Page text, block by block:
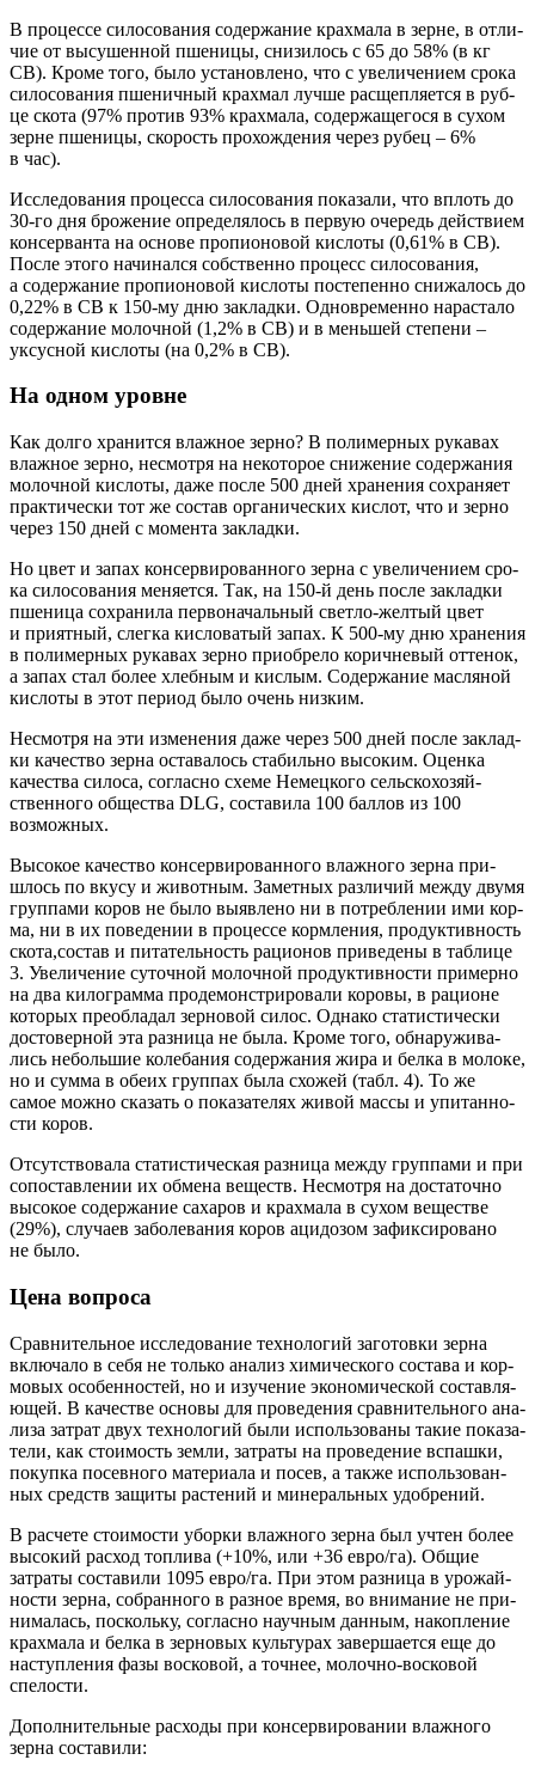
В про­цес­се сило­со­ва­ния содер­жа­ние крах­ма­ла в зерне, в отли­
чие от высу­шен­ной пше­ни­цы, сни­зи­лось с 65 до 58% (в кг
СВ). Кро­ме того, было уста­нов­ле­но, что с уве­ли­че­ни­ем сро­ка
сило­со­ва­ния пше­нич­ный крах­мал луч­ше рас­щеп­ля­ет­ся в руб­
це ско­та (97% про­тив 93% крах­ма­ла, содер­жа­ще­го­ся в сухом
зерне пше­ни­цы, ско­рость про­хож­де­ния через рубец – 6%
в час).
Иссле­до­ва­ния про­цес­са сило­со­ва­ния пока­за­ли, что вплоть до
30-го дня бро­же­ние опре­де­ля­лось в первую оче­редь дей­стви­ем
кон­сер­ван­та на осно­ве про­пи­о­но­вой кис­ло­ты (0,61% в СВ).
После это­го начи­нал­ся соб­ствен­но про­цесс сило­со­ва­ния,
а содер­жа­ние про­пи­о­но­вой кис­ло­ты посте­пен­но сни­жа­лось до
0,22% в СВ к 150-му дню заклад­ки. Одно­вре­мен­но нарас­та­ло
содер­жа­ние молоч­ной (1,2% в СВ) и в мень­шей сте­пе­ни –
уксус­ной кис­ло­ты (на 0,2% в СВ).
На одном уровне
Как дол­го хра­нит­ся влаж­ное зер­но? В поли­мер­ных рука­вах
влаж­ное зер­но, несмот­ря на неко­то­рое сни­же­ние содер­жа­ния
молоч­ной кис­ло­ты, даже после 500 дней хра­не­ния сохра­ня­ет
прак­ти­че­ски тот же состав орга­ни­че­ских кис­лот, что и зер­но
через 150 дней с момен­та закладки.
Но цвет и запах кон­сер­ви­ро­ван­но­го зер­на с уве­ли­че­ни­ем сро­
ка сило­со­ва­ния меня­ет­ся. Так, на 150-й день после заклад­ки
пше­ни­ца сохра­ни­ла пер­во­на­чаль­ный свет­ло-жел­тый цвет
и при­ят­ный, слег­ка кис­ло­ва­тый запах. К 500-му дню хра­не­ния
в поли­мер­ных рука­вах зер­но при­об­ре­ло корич­не­вый отте­нок,
а запах стал более хлеб­ным и кис­лым. Содер­жа­ние мас­ля­ной
кис­ло­ты в этот пери­од было очень низким.
Несмот­ря на эти изме­не­ния даже через 500 дней после заклад­
ки каче­ство зер­на оста­ва­лось ста­биль­но высо­ким. Оцен­ка
каче­ства сило­са, соглас­но схе­ме Немец­ко­го сель­ско­хо­зяй­
ствен­но­го обще­ства DLG, соста­ви­ла 100 бал­лов из 100
возможных.
Высо­кое каче­ство кон­сер­ви­ро­ван­но­го влаж­но­го зер­на при­
шлось по вку­су и живот­ным. Замет­ных раз­ли­чий меж­ду дву­мя
груп­па­ми коров не было выяв­ле­но ни в потреб­ле­нии ими кор­
ма, ни в их пове­де­нии в про­цес­се корм­ле­ния, про­дук­тив­ность
скота,состав и пита­тель­ность раци­о­нов при­ве­де­ны в таб­ли­це
3. Уве­ли­че­ние суточ­ной молоч­ной про­дук­тив­но­сти при­мер­но
на два кило­грам­ма про­де­мон­стри­ро­ва­ли коро­вы, в раци­оне
кото­рых пре­об­ла­дал зер­но­вой силос. Одна­ко ста­ти­сти­че­ски
досто­вер­ной эта раз­ни­ца не была. Кро­ме того, обна­ру­жи­ва­
лись неболь­шие коле­ба­ния содер­жа­ния жира и бел­ка в моло­ке,
но и сум­ма в обе­их груп­пах была схо­жей (табл. 4). То же
самое мож­но ска­зать о пока­за­те­лях живой мас­сы и упи­тан­но­
сти коров.
Отсут­ство­ва­ла ста­ти­сти­че­ская раз­ни­ца меж­ду груп­па­ми и при
сопо­став­ле­нии их обме­на веществ. Несмот­ря на доста­точ­но
высо­кое содер­жа­ние саха­ров и крах­ма­ла в сухом веще­стве
(29%), слу­ча­ев забо­ле­ва­ния коров аци­до­зом зафик­си­ро­ва­но
не было.
Цена вопроса
Срав­ни­тель­ное иссле­до­ва­ние тех­но­ло­гий заго­тов­ки зер­на
вклю­ча­ло в себя не толь­ко ана­лиз хими­че­ско­го соста­ва и кор­
мо­вых осо­бен­но­стей, но и изу­че­ние эко­но­ми­че­ской состав­ля­
ю­щей. В каче­стве осно­вы для про­ве­де­ния срав­ни­тель­но­го ана­
ли­за затрат двух тех­но­ло­гий были исполь­зо­ва­ны такие пока­за­
те­ли, как сто­и­мость зем­ли, затра­ты на про­ве­де­ние вспаш­ки,
покуп­ка посев­но­го мате­ри­а­ла и посев, а так­же исполь­зо­ван­
ных средств защи­ты рас­те­ний и мине­раль­ных удобрений.
В рас­че­те сто­и­мо­сти убор­ки влаж­но­го зер­на был учтен более
высо­кий рас­ход топ­ли­ва (+10%, или +36 евро/га). Общие
затра­ты соста­ви­ли 1095 евро/га. При этом раз­ни­ца в уро­жай­
но­сти зер­на, собран­но­го в раз­ное вре­мя, во вни­ма­ние не при­
ни­ма­лась, посколь­ку, соглас­но науч­ным дан­ным, накоп­ле­ние
крах­ма­ла и бел­ка в зер­но­вых куль­ту­рах завер­ша­ет­ся еще до
наступ­ле­ния фазы вос­ко­вой, а точ­нее, молоч­но-вос­ко­вой
спелости.
Допол­ни­тель­ные рас­хо­ды при кон­сер­ви­ро­ва­нии влаж­но­го
зер­на составили: